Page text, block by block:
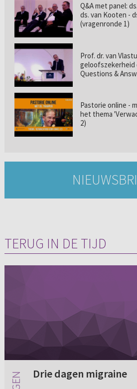
Q&A met panel:
ds. van Kooten -
(vragenronde 1)
Prof. dr. van
geloofszekerheid
Questions &
Pastorie online -
het thema
2)
TERUG IN DE TIJD
Drie dagen migraine